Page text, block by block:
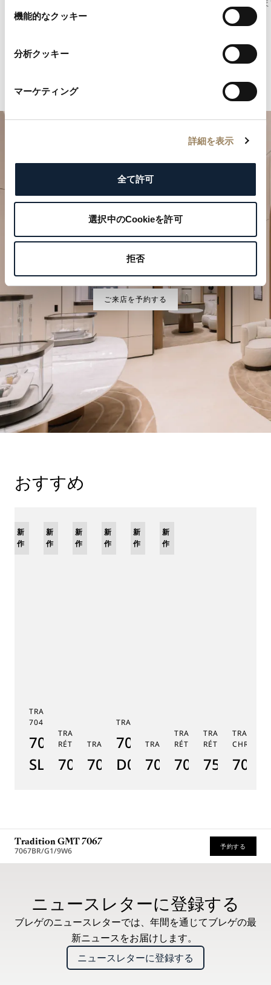
機能的なクッキー
分析クッキー
マーケティング
詳細を表示
全て許可
選択中のCookieを許可
拒否
特別なひとときを計画する
ブレゲの時計作品をぜひブティックでご覧ください。
ご来店を予約する
おすすめ
TRADITION TOURBILLON
7047
7047PT/YY/5ZU
SL
新
作
TRADITION SECONDE
RÉTROGRADE 7097
7097BR/GB/3WU
新
作
TRADITION GMT 7067
7067PT/NM/5W601
新
作
TRADITION 7038
7038BB/N9/7V6
D0
新
作
TRADITION 7037
7037PT/N9/5V6
新
作
TRADITION SECONDE
RÉTROGRADE 7035
7035BH/H2/
新
作
TRADITION
RÉTROGRADE
7597BB/
Tradition GMT 7067
7067BR/G1/9W6 予約する
ニュースレターに登録する
ブレゲのニュースレターでは、年間を通じてブレゲの最
新ニュースをお届けします。
ニュースレターに登録する